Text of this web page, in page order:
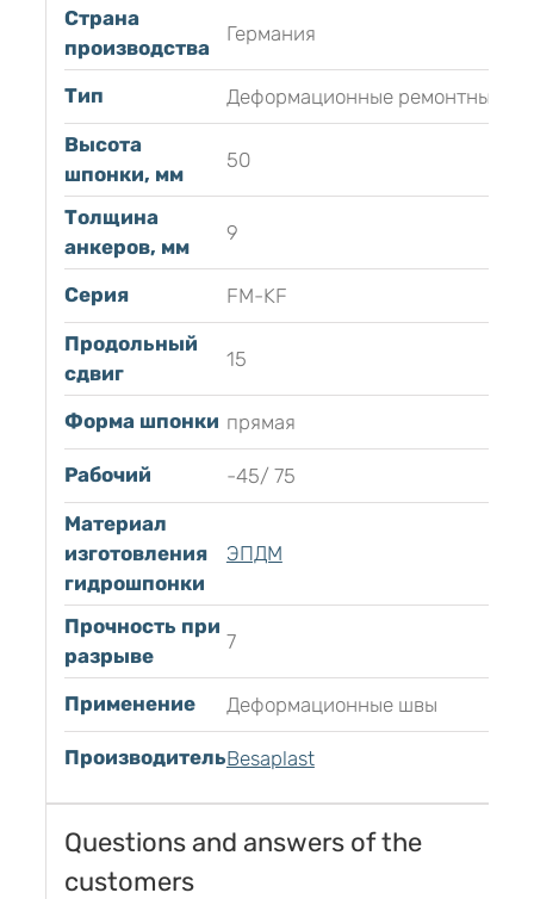
Страна
производства
Германия
Тип
Деформационные ремонтные
Высота
шпонки, мм
50
Толщина
анкеров, мм
9
Серия
FM-KF
Продольный
сдвиг
15
Форма шпонки прямая
Рабочий
-45/ 75
Материал
изготовления
гидрошпонки
ЭПДМ
Прочность при
разрыве
7
Применение Деформационные швы
ПроизводительBesaplast
Questions and answers of the
customers